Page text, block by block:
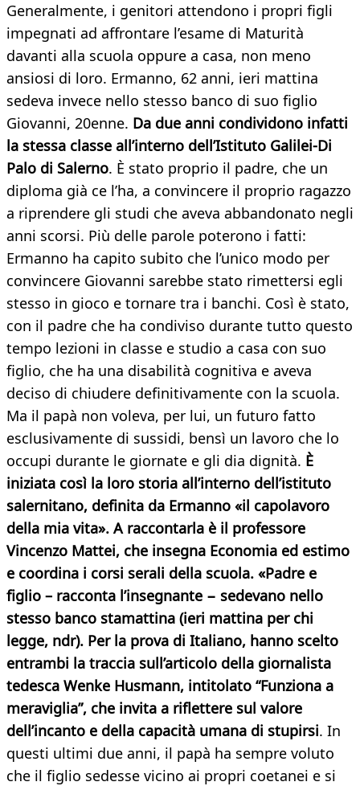
Generalmente, i genitori attendono i propri figli
impegnati ad affrontare l’esame di Maturità
davanti alla scuola oppure a casa, non meno
ansiosi di loro. Ermanno, 62 anni, ieri mattina
sedeva invece nello stesso banco di suo figlio
Giovanni, 20enne. Da due anni condividono infatti
la stessa classe all’interno dell’Istituto Galilei-Di
Palo di Salerno. È stato proprio il padre, che un
diploma già ce l’ha, a convincere il proprio ragazzo
a riprendere gli studi che aveva abbandonato negli
anni scorsi. Più delle parole poterono i fatti:
Ermanno ha capito subito che l’unico modo per
convincere Giovanni sarebbe stato rimettersi egli
stesso in gioco e tornare tra i banchi. Così è stato,
con il padre che ha condiviso durante tutto questo
tempo lezioni in classe e studio a casa con suo
figlio, che ha una disabilità cognitiva e aveva
deciso di chiudere definitivamente con la scuola.
Ma il papà non voleva, per lui, un futuro fatto
esclusivamente di sussidi, bensì un lavoro che lo
occupi durante le giornate e gli dia dignità. È
iniziata così la loro storia all’interno dell’istituto
salernitano, definita da Ermanno «il capolavoro
della mia vita». A raccontarla è il professore
Vincenzo Mattei, che insegna Economia ed estimo
e coordina i corsi serali della scuola. «Padre e
figlio – racconta l’insegnante − sedevano nello
stesso banco stamattina (ieri mattina per chi
legge, ndr). Per la prova di Italiano, hanno scelto
entrambi la traccia sull’articolo della giornalista
tedesca Wenke Husmann, intitolato “Funziona a
meraviglia”, che invita a riflettere sul valore
dell’incanto e della capacità umana di stupirsi. In
questi ultimi due anni, il papà ha sempre voluto
che il figlio sedesse vicino ai propri coetanei e si